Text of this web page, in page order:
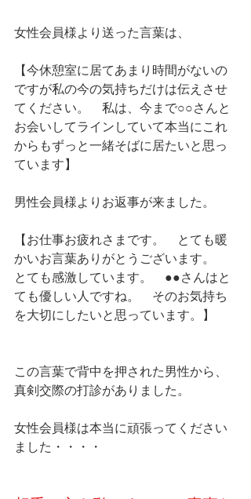
女性会員様より送った言葉は、
【今休憩室に居てあまり時間がないの
ですが私の今の気持ちだけは伝えさせ
てください。　私は、今まで○○さんと
お会いしてラインしていて本当にこれ
からもずっと一緒そばに居たいと思っ
ています】
男性会員様よりお返事が来ました。
【お仕事お疲れさまです。　とても暖
かいお言葉ありがとうございます。
とても感激しています。　●●さんはと
ても優しい人ですね。　そのお気持ち
を大切にしたいと思っています。】
この言葉で背中を押された男性から、
真剣交際の打診がありました。
女性会員様は本当に頑張ってください
ました・・・・